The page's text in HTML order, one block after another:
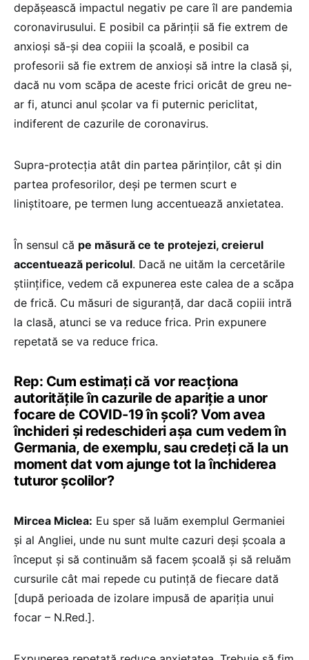
depășească impactul negativ pe care îl are pandemia
coronavirusului. E posibil ca părinții să fie extrem de
anxioși să-și dea copiii la școală, e posibil ca
profesorii să fie extrem de anxioși să intre la clasă și,
dacă nu vom scăpa de aceste frici oricât de greu ne-
ar fi, atunci anul școlar va fi puternic periclitat,
indiferent de cazurile de coronavirus.
Supra-protecția atât din partea părinților, cât și din
partea profesorilor, deși pe termen scurt e
liniștitoare, pe termen lung accentuează anxietatea.
În sensul că pe măsură ce te protejezi, creierul
accentuează pericolul. Dacă ne uităm la cercetările
științifice, vedem că expunerea este calea de a scăpa
de frică. Cu măsuri de siguranță, dar dacă copiii intră
la clasă, atunci se va reduce frica. Prin expunere
repetată se va reduce frica.
Rep: Cum estimați că vor reacționa
autoritățile în cazurile de apariție a unor
focare de COVID-19 în școli? Vom avea
închideri și redeschideri așa cum vedem în
Germania, de exemplu, sau credeți că la un
moment dat vom ajunge tot la închiderea
tuturor școlilor?
Mircea Miclea: Eu sper să luăm exemplul Germaniei
și al Angliei, unde nu sunt multe cazuri deși școala a
început și să continuăm să facem școală și să reluăm
cursurile cât mai repede cu putință de fiecare dată
[după perioada de izolare impusă de apariția unui
focar – N.Red.].